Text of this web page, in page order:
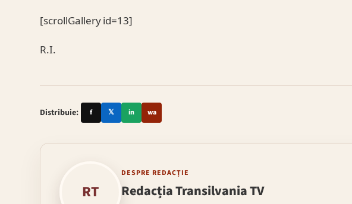
[scrollGallery id=13]
R.I.
Distribuie: f 𝕏 in wa
RT
DESPRE REDACȚIE
Redacția Transilvania TV